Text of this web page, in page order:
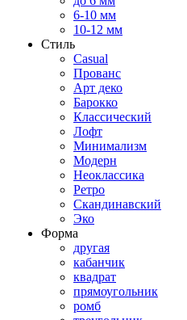
6-10 мм
10-12 мм
Стиль
Casual
Прованс
Арт деко
Барокко
Классический
Лофт
Минимализм
Модерн
Неоклассика
Ретро
Скандинавский
Эко
Форма
другая
кабанчик
квадрат
прямоугольник
ромб